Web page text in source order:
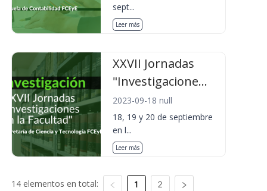
sept...
Leer más
XXVII Jornadas
"Investigacione...
2023-09-18 null
18, 19 y 20 de septiembre
en l...
Leer más
14 elementos en total: 1 2